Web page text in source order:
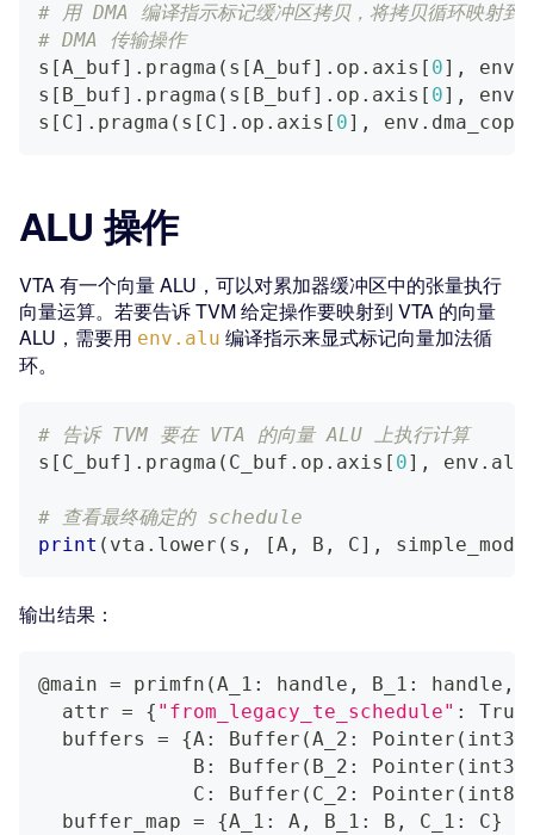
# 用 DMA 编译指示标记缓冲区拷贝，将拷贝循环映射到
# DMA 传输操作
s [A_buf] . pragma ( s [A_buf] . op . axis [ 0] , env
s [ B_buf] . pragma ( s [ B_buf] . op . axis [ 0] , env
s [ C] . pragma ( s [ C] . op . axis [ 0] , env . dma_copy
ALU 操作
VTA 有一个向量 ALU，可以对累加器缓冲区中的张量执行
向量运算。若要告诉 TVM 给定操作要映射到 VTA 的向量
ALU，需要用 env.alu 编译指示来显式标记向量加法循
环。
# 告诉 TVM 要在 VTA 的向量 ALU 上执行计算
s [ C_buf] . pragma ( C_buf . op . axis [ 0] , env . alu
# 查看最终确定的 schedule
print ( vta . lower ( s , [A , B , C] , simple_mode
输出结果：
@main = primfn (A_1: handle, B_1: handle,
  attr
= { "from_legacy_te_schedule" :
  buffers
= {A: Buffer (A_2: Pointer ( int32
             B: Buffer
( B_2: Pointer ( int32
             C: Buffer
( C_2: Pointer ( int8
  buffer_map
= {A_1: A, B_1: B, C_1: C}